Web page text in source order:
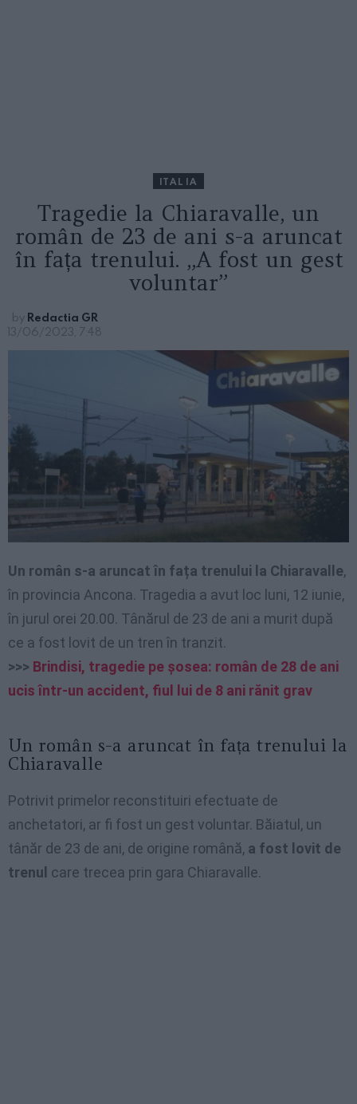
ITALIA
Tragedie la Chiaravalle, un
român de 23 de ani s-a aruncat
în fața trenului. „A fost un gest
voluntar”
by Redactia GR
13/06/2023, 7:48
Un român s-a aruncat în fața trenului la Chiaravalle,
în provincia Ancona. Tragedia a avut loc luni, 12 iunie,
în jurul orei 20.00. Tânărul de 23 de ani a murit după
ce a fost lovit de un tren în tranzit.
>>> Brindisi, tragedie pe șosea: român de 28 de ani
ucis într-un accident, fiul lui de 8 ani rănit grav
Un român s-a aruncat în fața trenului la
Chiaravalle
Potrivit primelor reconstituiri efectuate de
anchetatori, ar fi fost un gest voluntar. Băiatul, un
tânăr de 23 de ani, de origine română, a fost lovit de
trenul care trecea prin gara Chiaravalle.